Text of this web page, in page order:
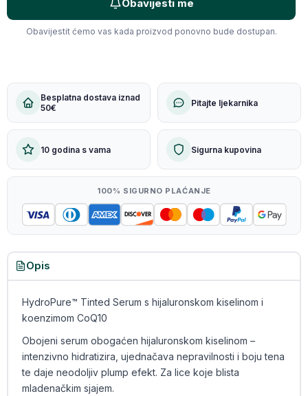
Obavijesti me
Obavijestit ćemo vas kada proizvod ponovno bude dostupan.
Besplatna dostava iznad
50€
Pitajte ljekarnika
10 godina s vama Sigurna kupovina
100% SIGURNO PLAĆANJE
Opis
HydroPure™ Tinted Serum s hijaluronskom kiselinom i
koenzimom CoQ10
Obojeni serum obogaćen hijaluronskom kiselinom –
intenzivno hidratizira, ujednačava nepravilnosti i boju tena
te daje neodoljiv plump efekt. Za lice koje blista
mladenačkim sjajem.